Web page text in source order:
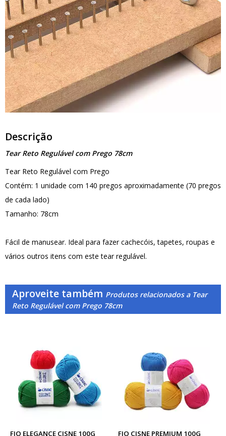
Descrição
Tear Reto Regulável com Prego 78cm
Tear Reto Regulável com Prego
Contém: 1 unidade com 140 pregos aproximadamente (70 pregos
de cada lado)
Tamanho: 78cm
Fácil de manusear. Ideal para fazer cachecóis, tapetes, roupas e
vários outros itens com este tear regulável.
Aproveite também Produtos relacionados a Tear
Reto Regulável com Prego 78cm
FIO ELEGANCE CISNE 100G FIO CISNE PREMIUM 100G